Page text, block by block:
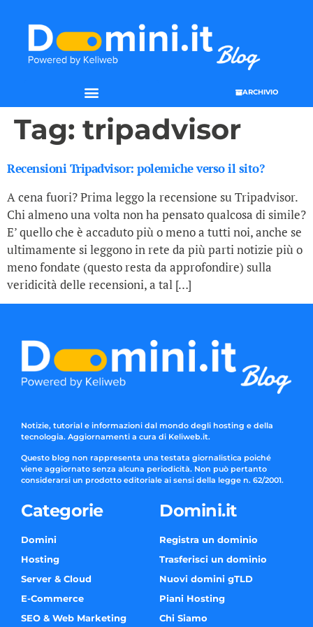
ARCHIVIO
Tag: tripadvisor
Recensioni Tripadvisor: polemiche verso il sito?
A cena fuori? Prima leggo la recensione su Tripadvisor.
Chi almeno una volta non ha pensato qualcosa di simile?
E’ quello che è accaduto più o meno a tutti noi, anche se
ultimamente si leggono in rete da più parti notizie più o
meno fondate (questo resta da approfondire) sulla
veridicità delle recensioni, a tal […]
Notizie, tutorial e informazioni dal mondo degli hosting e della
tecnologia. Aggiornamenti a cura di Keliweb.it.
Questo blog non rappresenta una testata giornalistica poiché
viene aggiornato senza alcuna periodicità. Non può pertanto
considerarsi un prodotto editoriale ai sensi della legge n. 62/2001.
Categorie
Domini
Hosting
Server & Cloud
E-Commerce
SEO & Web Marketing
Domini.it
Registra un dominio
Trasferisci un dominio
Nuovi domini gTLD
Piani Hosting
Chi Siamo